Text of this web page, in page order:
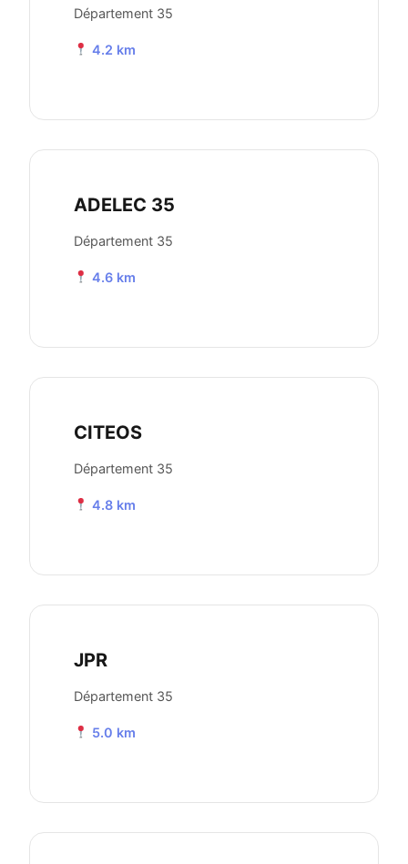
Département 35
4.2 km
ADELEC 35
Département 35
4.6 km
CITEOS
Département 35
4.8 km
JPR
Département 35
5.0 km